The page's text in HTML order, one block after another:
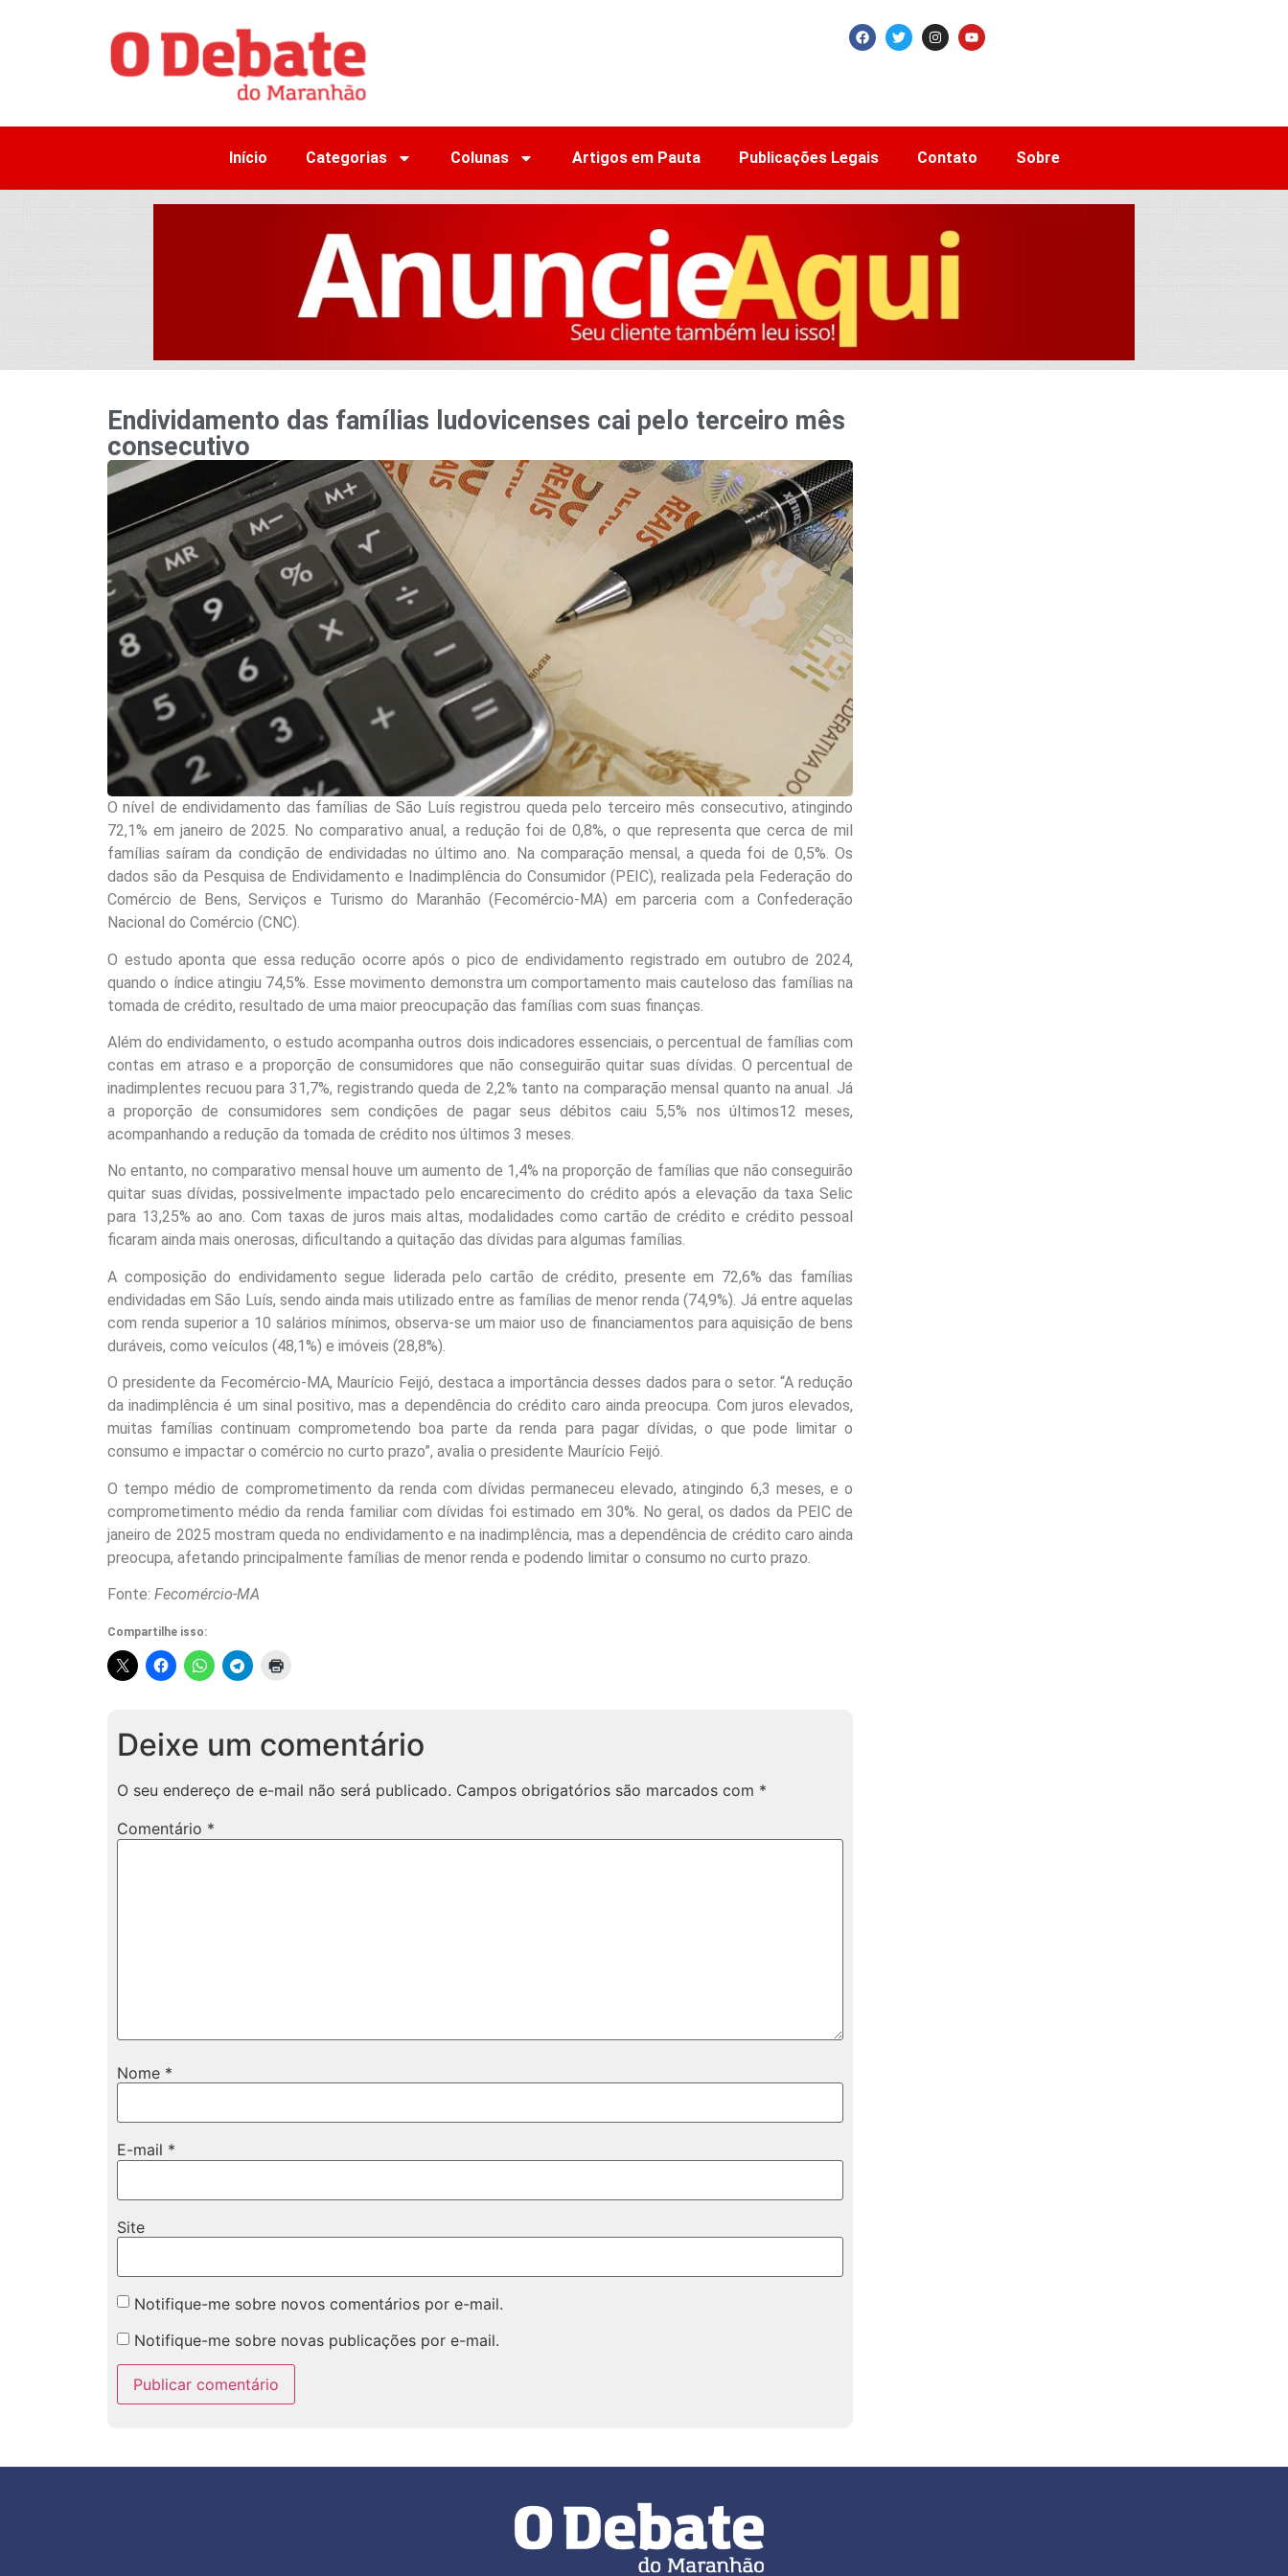
Início Categorias Colunas Artigos em Pauta Publicações Legais Contato Sobre
Endividamento das famílias ludovicenses cai pelo terceiro mês
consecutivo
O nível de endividamento das famílias de São Luís registrou queda pelo terceiro mês consecutivo, atingindo
72,1% em janeiro de 2025. No comparativo anual, a redução foi de 0,8%, o que representa que cerca de mil
famílias saíram da condição de endividadas no último ano. Na comparação mensal, a queda foi de 0,5%. Os
dados são da Pesquisa de Endividamento e Inadimplência do Consumidor (PEIC), realizada pela Federação do
Comércio de Bens, Serviços e Turismo do Maranhão (Fecomércio-MA) em parceria com a Confederação
Nacional do Comércio (CNC).
O estudo aponta que essa redução ocorre após o pico de endividamento registrado em outubro de 2024,
quando o índice atingiu 74,5%. Esse movimento demonstra um comportamento mais cauteloso das famílias na
tomada de crédito, resultado de uma maior preocupação das famílias com suas finanças.
Além do endividamento, o estudo acompanha outros dois indicadores essenciais, o percentual de famílias com
contas em atraso e a proporção de consumidores que não conseguirão quitar suas dívidas. O percentual de
inadimplentes recuou para 31,7%, registrando queda de 2,2% tanto na comparação mensal quanto na anual. Já
a proporção de consumidores sem condições de pagar seus débitos caiu 5,5% nos últimos12 meses,
acompanhando a redução da tomada de crédito nos últimos 3 meses.
No entanto, no comparativo mensal houve um aumento de 1,4% na proporção de famílias que não conseguirão
quitar suas dívidas, possivelmente impactado pelo encarecimento do crédito após a elevação da taxa Selic
para 13,25% ao ano. Com taxas de juros mais altas, modalidades como cartão de crédito e crédito pessoal
ficaram ainda mais onerosas, dificultando a quitação das dívidas para algumas famílias.
A composição do endividamento segue liderada pelo cartão de crédito, presente em 72,6% das famílias
endividadas em São Luís, sendo ainda mais utilizado entre as famílias de menor renda (74,9%). Já entre aquelas
com renda superior a 10 salários mínimos, observa-se um maior uso de financiamentos para aquisição de bens
duráveis, como veículos (48,1%) e imóveis (28,8%).
O presidente da Fecomércio-MA, Maurício Feijó, destaca a importância desses dados para o setor. “A redução
da inadimplência é um sinal positivo, mas a dependência do crédito caro ainda preocupa. Com juros elevados,
muitas famílias continuam comprometendo boa parte da renda para pagar dívidas, o que pode limitar o
consumo e impactar o comércio no curto prazo”, avalia o presidente Maurício Feijó.
O tempo médio de comprometimento da renda com dívidas permaneceu elevado, atingindo 6,3 meses, e o
comprometimento médio da renda familiar com dívidas foi estimado em 30%. No geral, os dados da PEIC de
janeiro de 2025 mostram queda no endividamento e na inadimplência, mas a dependência de crédito caro ainda
preocupa, afetando principalmente famílias de menor renda e podendo limitar o consumo no curto prazo.
Fonte: Fecomércio-MA
Compartilhe isso:
Deixe um comentário
O seu endereço de e-mail não será publicado. Campos obrigatórios são marcados com *
Comentário *
Nome *
E-mail *
Site
Notifique-me sobre novos comentários por e-mail.
Notifique-me sobre novas publicações por e-mail.